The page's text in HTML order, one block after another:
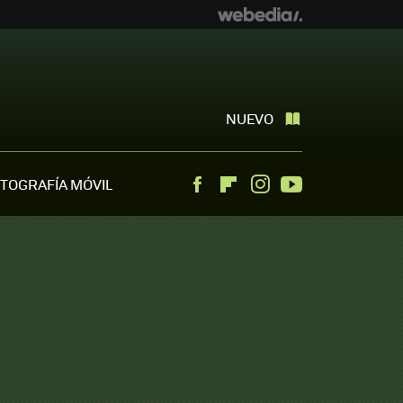
NUEVO
MÓVIL FacebookFlipboardInstagram